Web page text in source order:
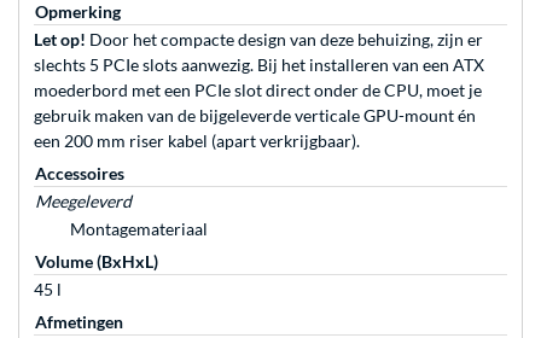
Opmerking
Let op! Door het compacte design van deze behuizing, zijn er
slechts 5 PCIe slots aanwezig. Bij het installeren van een ATX
moederbord met een PCIe slot direct onder de CPU, moet je
gebruik maken van de bijgeleverde verticale GPU-mount én
een 200 mm riser kabel (apart verkrijgbaar).
Accessoires
Meegeleverd
Montagemateriaal
Volume (BxHxL)
45 l
Afmetingen